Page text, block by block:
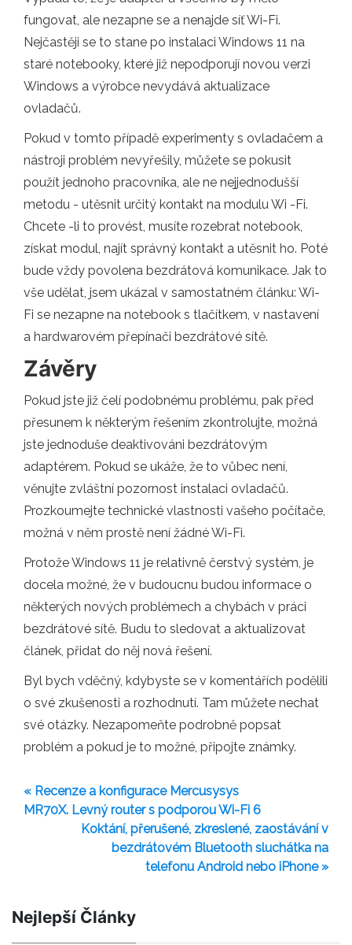
fungovat, ale nezapne se a nenajde síť Wi-Fi.
Nejčastěji se to stane po instalaci Windows 11 na
staré notebooky, které již nepodporují novou verzi
Windows a výrobce nevydává aktualizace
ovladačů.
Pokud v tomto případě experimenty s ovladačem a
nástroji problém nevyřešily, můžete se pokusit
použít jednoho pracovníka, ale ne nejjednodušší
metodu - utěsnit určitý kontakt na modulu Wi -Fi.
Chcete -li to provést, musíte rozebrat notebook,
získat modul, najít správný kontakt a utěsnit ho. Poté
bude vždy povolena bezdrátová komunikace. Jak to
vše udělat, jsem ukázal v samostatném článku: Wi-
Fi se nezapne na notebook s tlačítkem, v nastavení
a hardwarovém přepínači bezdrátové sítě.
Závěry
Pokud jste již čelí podobnému problému, pak před
přesunem k některým řešením zkontrolujte, možná
jste jednoduše deaktivováni bezdrátovým
adaptérem. Pokud se ukáže, že to vůbec není,
věnujte zvláštní pozornost instalaci ovladačů.
Prozkoumejte technické vlastnosti vašeho počítače,
možná v něm prostě není žádné Wi-Fi.
Protože Windows 11 je relativně čerstvý systém, je
docela možné, že v budoucnu budou informace o
některých nových problémech a chybách v práci
bezdrátové sítě. Budu to sledovat a aktualizovat
článek, přidat do něj nová řešení.
Byl bych vděčný, kdybyste se v komentářích podělili
o své zkušenosti a rozhodnutí. Tam můžete nechat
své otázky. Nezapomeňte podrobně popsat
problém a pokud je to možné, připojte známky.
« Recenze a konfigurace Mercusysys
MR70X. Levný router s podporou Wi-Fi 6
Koktání, přerušené, zkreslené, zaostávání v
bezdrátovém Bluetooth sluchátka na
telefonu Android nebo iPhone »
Nejlepší Články